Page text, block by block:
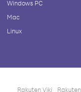
Windows PC
Mac
Linux
Rakuten Viki